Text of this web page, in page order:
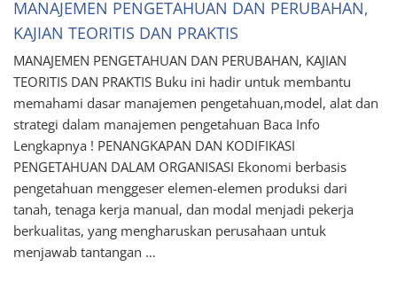
MANAJEMEN PENGETAHUAN DAN PERUBAHAN,
KAJIAN TEORITIS DAN PRAKTIS
MANAJEMEN PENGETAHUAN DAN PERUBAHAN, KAJIAN
TEORITIS DAN PRAKTIS Buku ini hadir untuk membantu
memahami dasar manajemen pengetahuan,model, alat dan
strategi dalam manajemen pengetahuan Baca Info
Lengkapnya ! PENANGKAPAN DAN KODIFIKASI
PENGETAHUAN DALAM ORGANISASI Ekonomi berbasis
pengetahuan menggeser elemen-elemen produksi dari
tanah, tenaga kerja manual, dan modal menjadi pekerja
berkualitas, yang mengharuskan perusahaan untuk
menjawab tantangan …